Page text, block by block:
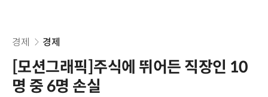
경제 경제
[모션그래픽]주식에 뛰어든 직장인 10
명 중 6명 손실